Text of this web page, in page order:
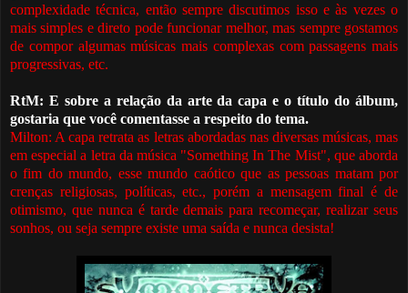
complexidade técnica, então sempre discutimos isso eàs vezes o
mais simples e direto pode funcionar melhor, mas sempre gostamos
de compor algumas músicas mais complexas com passagens mais
progressivas, etc.
RtM: E sobre a relação da arte da capa e o título do álbum,
gostaria que você comentasse a respeito do tema.
Milton: A capa retrata as letras abordadas nas diversas músicas, mas
em especial a letra da música "Something In The Mist", que aborda
o fim do mundo, esse mundo caótico que as pessoas matam por
crenças religiosas, políticas, etc., porém a mensagem finalé de
otimismo, que nunca étarde demais para recomeçar, realizar seus
sonhos, ou seja sempre existe uma saída e nunca desista!